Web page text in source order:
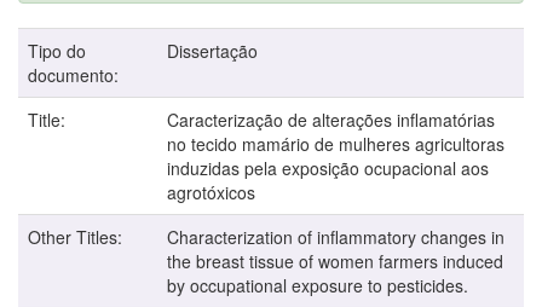
Tipo do
documento:
Dissertação
Title:
Caracterização de alterações inflamatórias
no tecido mamário de mulheres agricultoras
induzidas pela exposição ocupacional aos
agrotóxicos
Other Titles:
Characterization of inflammatory changes in
the breast tissue of women farmers induced
by occupational exposure to pesticides.